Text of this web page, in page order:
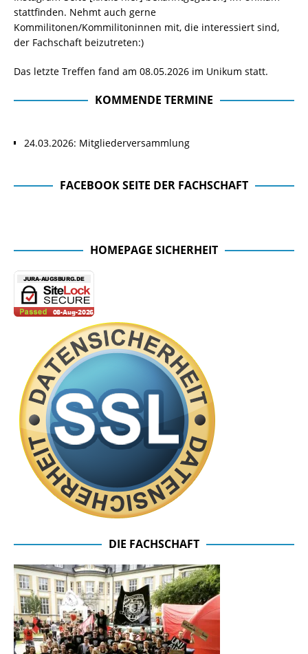
stattfinden. Nehmt auch gerne
Kommilitonen/Kommilitoninnen mit, die interessiert sind,
der Fachschaft beizutreten:)
Das letzte Treffen fand am 08.05.2026 im Unikum statt.
KOMMENDE TERMINE
24.03.2026: Mitgliederversammlung
FACEBOOK SEITE DER FACHSCHAFT
HOMEPAGE SICHERHEIT
DIE FACHSCHAFT